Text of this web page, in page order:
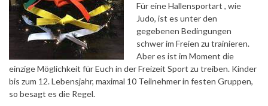
Für eine Hallensportart , wie
Judo, ist es unter den
gegebenen Bedingungen
schwer im Freien zu trainieren.
Aber es ist im Moment die
einzige Möglichkeit für Euch in der Freizeit Sport zu treiben. Kinder
bis zum 12. Lebensjahr, maximal 10 Teilnehmer in festen Gruppen,
so besagt es die Regel.